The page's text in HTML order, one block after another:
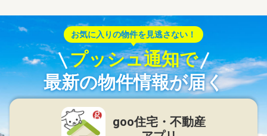
お気に入りの物件を見逃さない！
プッシュ通知で
最新の物件情報が届く
goo住宅・不動産